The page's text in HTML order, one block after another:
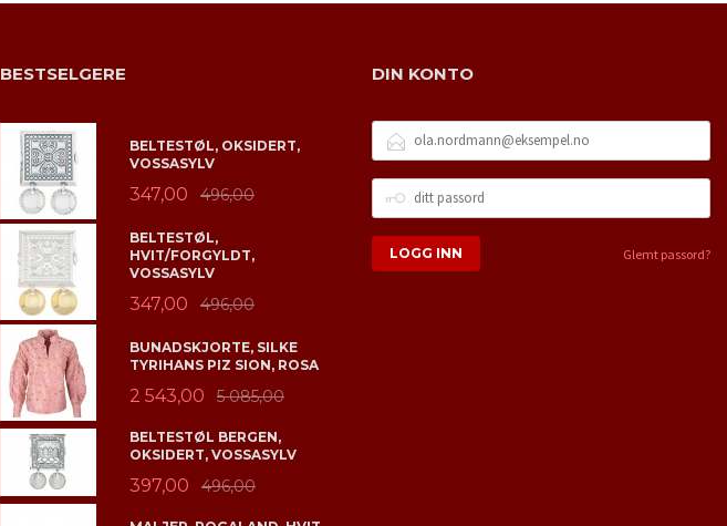
BESTSELGERE
BELTESTØL, OKSIDERT,
VOSSASYLV
347,00 496,00
BELTESTØL,
HVIT/FORGYLDT,
VOSSASYLV
347,00 496,00
BUNADSKJORTE, SILKE
TYRIHANS PIZ SION, ROSA
2 543,00 5 085,00
BELTESTØL BERGEN,
OKSIDERT, VOSSASYLV
397,00 496,00
DIN KONTO
POSTADRESSE
PASSORD
Glemt passord?